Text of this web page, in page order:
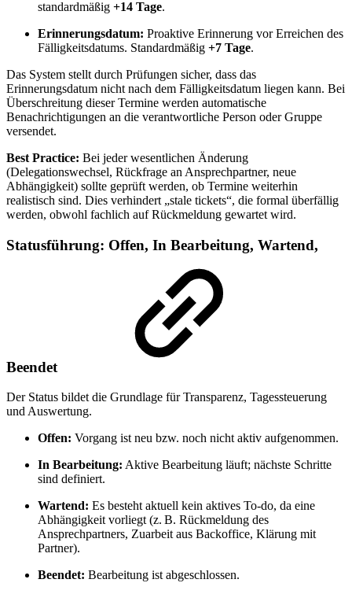
standardmäßig +14 Tage.
Erinnerungsdatum: Proaktive Erinnerung vor Erreichen des
Fälligkeitsdatums. Standardmäßig +7 Tage.
Das System stellt durch Prüfungen sicher, dass das
Erinnerungsdatum nicht nach dem Fälligkeitsdatum liegen kann. Bei
Überschreitung dieser Termine werden automatische
Benachrichtigungen an die verantwortliche Person oder Gruppe
versendet.
Best Practice: Bei jeder wesentlichen Änderung
(Delegationswechsel, Rückfrage an Ansprechpartner, neue
Abhängigkeit) sollte geprüft werden, ob Termine weiterhin
realistisch sind. Dies verhindert „stale tickets“, die formal überfällig
werden, obwohl fachlich auf Rückmeldung gewartet wird.
Statusführung: Offen, In Bearbeitung, Wartend,
Beendet
Der Status bildet die Grundlage für Transparenz, Tagessteuerung
und Auswertung.
Offen: Vorgang ist neu bzw. noch nicht aktiv aufgenommen.
In Bearbeitung: Aktive Bearbeitung läuft; nächste Schritte
sind definiert.
Wartend: Es besteht aktuell kein aktives To-do, da eine
Abhängigkeit vorliegt (z. B. Rückmeldung des
Ansprechpartners, Zuarbeit aus Backoffice, Klärung mit
Partner).
Beendet: Bearbeitung ist abgeschlossen.